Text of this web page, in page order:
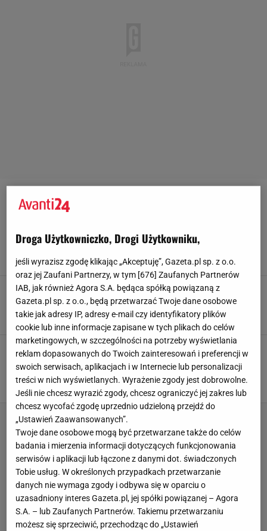
BLUZY-MESKIE
kupisz już od 29 zł! Model z tygrysem to HIT
M P, 9 STYCZNIA 2025, 17:28
Męskie ocieplane bluzy na zimę. Jedna w
szafie i nie zapragniesz żadnej innej
M P,12 GRUDNIA 2024, 15:15
W tych bluzach przechodzisz wiele sezonów!
Uniwersalne, zawsze modne modele to HIT. Są
świetnej marki
Natalia Szyperek, 15 MAJA 2024, 19:20
Droga Użytkowniczko, Drogi Użytkowniku,
jeśli wyrazisz zgodę klikając „Akceptuję”, Gazeta.pl sp. z o.o.
oraz jej Zaufani Partnerzy, w tym [ 676 ] Zaufanych Partnerów
IAB, jak również Agora S.A. będąca spółką powiązaną z
Gazeta.pl sp. z o.o., będą przetwarzać Twoje dane osobowe
takie jak adresy IP, adresy e-mail czy identyfikatory plików
cookie lub inne informacje zapisane w tych plikach do celów
marketingowych, w szczególności na potrzeby wyświetlania
reklam dopasowanych do Twoich zainteresowań i preferencji w
swoich serwisach, aplikacjach i w Internecie lub personalizacji
treści w nich wyświetlanych. Wyrażenie zgody jest dobrowolne.
Jeśli nie chcesz wyrazić zgody, chcesz ograniczyć jej zakres lub
chcesz wycofać zgodę uprzednio udzieloną przejdź do
„Ustawień Zaawansowanych”.
Twoje dane osobowe mogą być przetwarzane także do celów
badania i mierzenia informacji dotyczących funkcjonowania
serwisów i aplikacji lub łączone z danymi dot. świadczonych
Tobie usług. W określonych przypadkach przetwarzanie
danych nie wymaga zgody i odbywa się w oparciu o
uzasadniony interes Gazeta.pl, jej spółki powiązanej – Agora
S.A. – lub Zaufanych Partnerów. Takiemu przetwarzaniu
możesz się sprzeciwić, przechodząc do „Ustawień